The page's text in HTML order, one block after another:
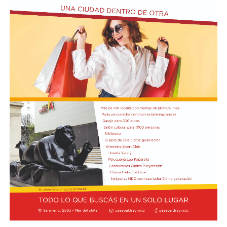
Finalmente, sostuvo que la intervención de la UNESCO
representa un respaldo internacional a los reclamos que
las comunidades costeras vienen realizando desde el
inicio del proyecto y expresó su expectativa de que el
pronunciamiento contribuya a una revisión más
profunda de sus impactos ambientales antes de que las
obras continúen. Radio Encuentro de Viedma
Según la denuncia, durante la manifestación de
organizaciones sociales, sindicales y políticas en las
inmediaciones del Senado, un grupo de manifestantes
arrojó piedras, escombros y otros objetos contundentes
contra los efectivos de las fuerzas federales de seguridad
apostados en el lugar, y que se rompieron baldosas y
bancos públicos para usarlos como proyectiles. También
se registraron daños en estructuras edilicias y en
vehículos policiales.
El Ministerio de Seguridad Nacional solicitó al juzgado
que ordene preservar los registros fílmicos de los
hechos, que se libre oficio al Gobierno porteño y al
Congreso para que informen la totalidad de los daños y
el perjuicio económico, y adelantó que se encuentra
evaluando aportar elementos de prueba adicionales